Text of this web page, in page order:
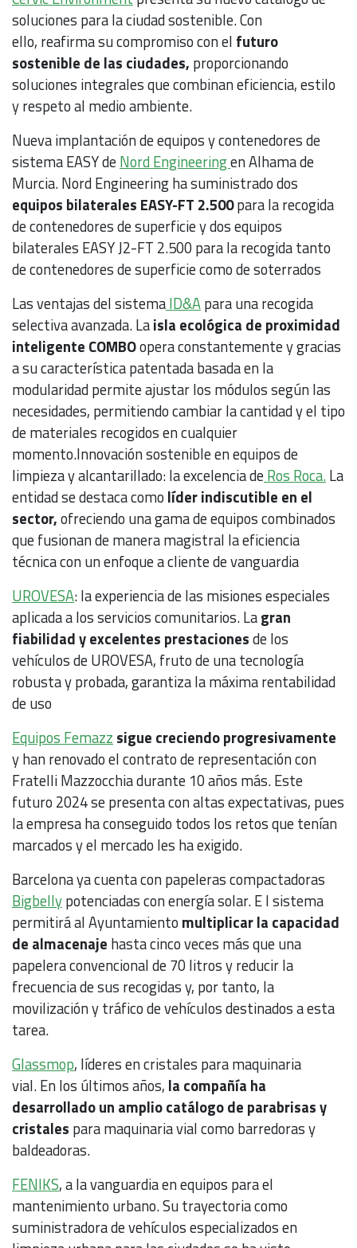
soluciones para la ciudad sostenible. Con
ello, reafirma su compromiso con el futuro
sostenible de las ciudades, proporcionando
soluciones integrales que combinan eficiencia, estilo
y respeto al medio ambiente.
Nueva implantación de equipos y contenedores de
sistema EASY deNord Engineeringen Alhama de
Murcia. Nord Engineering ha suministrado dos
equipos bilaterales EASY-FT 2.500para la recogida
de contenedores de superficie y dos equipos
bilaterales EASY J2-FT 2.500 para la recogida tanto
de contenedores de superficie como de soterrados
Las ventajas del sistemaID&Apara una recogida
selectiva avanzada. Laisla ecológica de proximidad
inteligente COMBOopera constantemente y gracias
a su característica patentada basada en la
modularidad permite ajustar los módulos según las
necesidades, permitiendo cambiar la cantidad y el tipo
de materiales recogidos en cualquier
momento.Innovación sostenible en equipos de
limpieza y alcantarillado: la excelencia deRos Roca.La
entidad se destaca como líder indiscutible en el
sector,ofreciendo una gama de equipos combinados
que fusionan de manera magistral la eficiencia
técnica con un enfoque a cliente de vanguardia
UROVESA: la experiencia de las misiones especiales
aplicada a los servicios comunitarios. Lagran
fiabilidad y excelentes prestacionesde los
vehículos de UROVESA, fruto de una tecnología
robusta y probada, garantiza la máxima rentabilidad
de uso
Equipos Femazz sigue creciendo progresivamente
y han renovado el contrato de representación con
Fratelli Mazzocchia durante 10 años más. Este
futuro 2024 se presenta con altas expectativas, pues
la empresa ha conseguido todos los retos que tenían
marcados y el mercado les ha exigido.
Barcelona ya cuenta con papeleras compactadoras
Bigbellypotenciadas con energía solar. E l sistema
permitirá al Ayuntamiento multiplicar la capacidad
de almacenaje hasta cinco veces más que una
papelera convencional de 70 litros y reducir la
frecuencia de sus recogidas y, por tanto, la
movilización y tráfico de vehículos destinados a esta
tarea.
Glassmop, líderes en cristales para maquinaria
vial. En los últimos años, la compañía ha
desarrollado un amplio catálogo de parabrisas y
cristales para maquinaria vial como barredoras y
baldeadoras.
FENIKS, a la vanguardia en equipos para el
mantenimiento urbano. Su trayectoria como
suministradora de vehículos especializados en